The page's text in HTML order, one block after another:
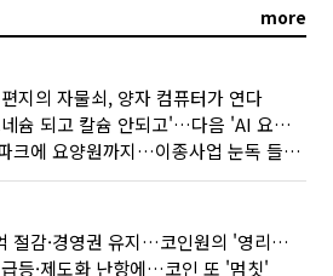
more
지의 자물쇠, 양자 컴퓨터가 연다
'마그네슘 되고 칼슘 안되고'…다음 'AI 요약' 갈 길은
테마파크에 요양원까지…이종사업 눈독 들이는 게임사
700억 절감·경영권 유지…코인원의 '영리한 딜'
등·제도화 난항에…코인 또 '멈칫'